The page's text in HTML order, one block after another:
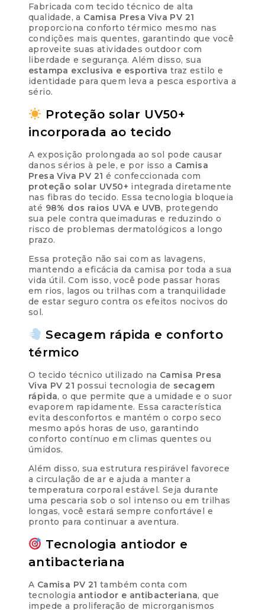
Fabricada com tecido técnico de alta
qualidade, a Camisa Presa Viva PV 21
proporciona conforto térmico mesmo nas
condições mais quentes, garantindo que você
aproveite suas atividades outdoor com
liberdade e segurança. Além disso, sua
estampa exclusiva e esportiva traz estilo e
identidade para quem leva a pesca esportiva a
sério.
Proteção solar UV50+
incorporada ao tecido
A exposição prolongada ao sol pode causar
danos sérios à pele, e por isso a Camisa
Presa Viva PV 21 é confeccionada com
proteção solar UV50+ integrada diretamente
nas fibras do tecido. Essa tecnologia bloqueia
até 98% dos raios UVA e UVB, protegendo
sua pele contra queimaduras e reduzindo o
risco de problemas dermatológicos a longo
prazo.
Essa proteção não sai com as lavagens,
mantendo a eficácia da camisa por toda a sua
vida útil. Com isso, você pode passar horas
em rios, lagos ou trilhas com a tranquilidade
de estar seguro contra os efeitos nocivos do
sol.
Secagem rápida e conforto
térmico
O tecido técnico utilizado na Camisa Presa
Viva PV 21 possui tecnologia de secagem
rápida, o que permite que a umidade e o suor
evaporem rapidamente. Essa característica
evita desconfortos e mantém o corpo seco
mesmo após horas de uso, garantindo
conforto contínuo em climas quentes ou
úmidos.
Além disso, sua estrutura respirável favorece
a circulação de ar e ajuda a manter a
temperatura corporal estável. Seja durante
uma pescaria sob o sol intenso ou em trilhas
longas, você estará sempre confortável e
pronto para continuar a aventura.
Tecnologia antiodor e
antibacteriana
A Camisa PV 21 também conta com
tecnologia antiodor e antibacteriana, que
impede a proliferação de microrganismos